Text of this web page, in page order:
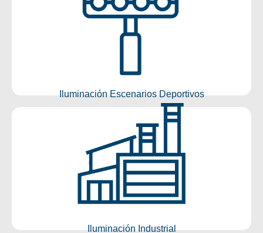
Iluminación Escenarios Deportivos
Iluminación Escenarios
Deportivos
Iluminación Industrial
Iluminación Industrial
Conocer más